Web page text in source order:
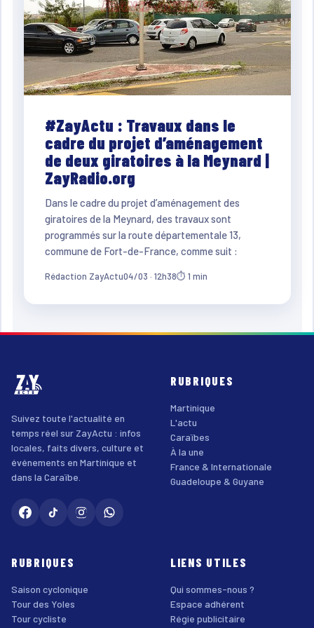
#ZayActu : Travaux dans le
cadre du projet d’aménagement
de deux giratoires à la Meynard |
ZayRadio.org
Dans le cadre du projet d’aménagement des
giratoires de la Meynard, des travaux sont
programmés sur la route départementale 13,
commune de Fort-de-France, comme suit :
Rédaction ZayActu04/03 · 12h38⏱ 1 min
Suivez toute l'actualité en
temps réel sur ZayActu : infos
locales, faits divers, culture et
événements en Martinique et
dans la Caraïbe.
RUBRIQUES
Martinique
L'actu
Caraïbes
À la une
France & Internationale
Guadeloupe & Guyane
RUBRIQUES
Saison cyclonique
Tour des Yoles
Tour cycliste
LIENS UTILES
Qui sommes-nous ?
Espace adhérent
Régie publicitaire